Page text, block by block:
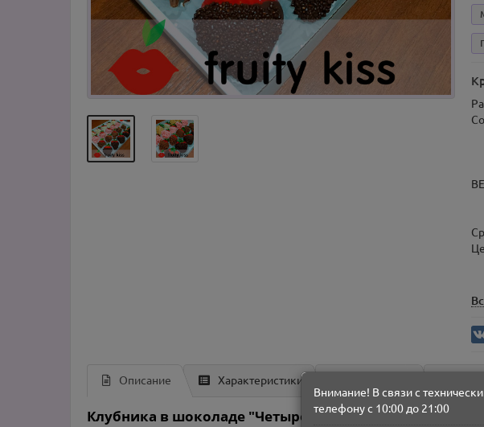
Описание Характеристики
Клубника в шоколаде "Четыре вкуса №6"
Внимание! В связи с
телефону с 10:00 до 21:00